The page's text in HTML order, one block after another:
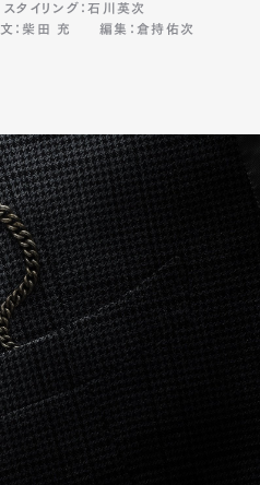
スタイリング：石川英次
文：柴田 充 編集：倉持佑次